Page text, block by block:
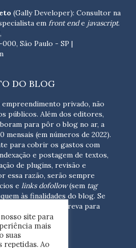
(Gally Developer): Consultor na
em front ende javascript.
São Paulo - SP |
DO BLOG
privado, não
públicos. Além dos editores,
para pôr o blog no ar, a
mensais (em números de 2022).
para cobrir os gastos com
e postagem de textos,
de plugins, revisão e
essa razão, serão sempre
e links dofollow(sem tag
às finalidades do blog. Se
escreva para
site para
mais
suas
repetidas. Ao